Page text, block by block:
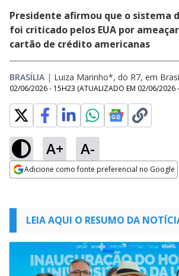
Presidente afirmou que o sistema
foi criticado pelos EUA por
cartão de crédito americanas
BRASÍLIA | Luiza Marinho*, do R7, em
02/06/2026 - 15H23 (ATUALIZADO EM 02/06/2026
A+ A-
Adicione como fonte preferencial no Google
LEIA AQUI O RESUMO DA